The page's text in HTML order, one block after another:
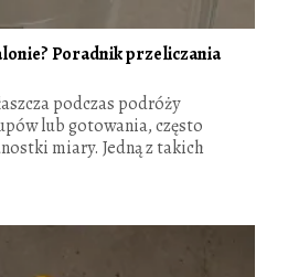
Poradnik przeliczania
podczas podróży
lub gotowania, często
miary. Jedną z takich